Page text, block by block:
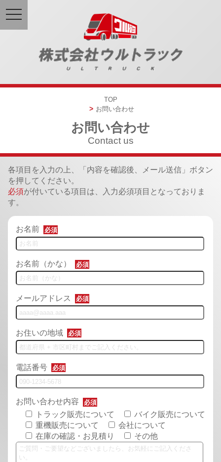
TOP
お問い合わせ
お問い合わせ
Contact us
各項目を入力の上、「内容を確認後、メール送信」ボタン
を押してください。
必須が付いている項目は、入力必須項目となっておりま
す。
お名前 必須
お名前（かな） 必須
メールアドレス 必須
お住いの地域 必須
電話番号 必須
お問い合わせ内容 必須
トラック販売について
バイク販売について
重機販売について
会社について
在庫の確認・お見積り
その他
toggle
navigation